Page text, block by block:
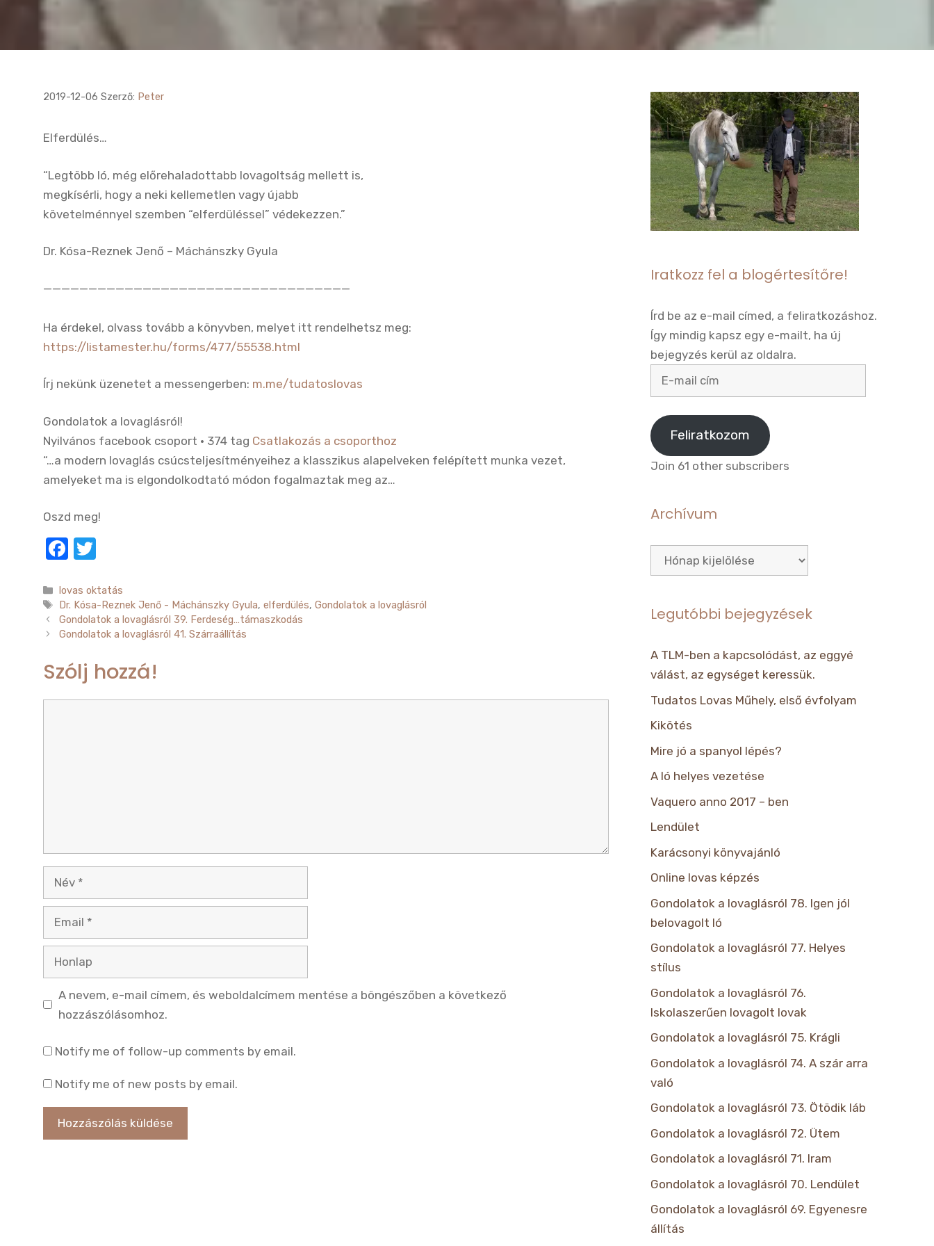
2019-12-06 Szerző: Peter
Elferdülés…
“Legtöbb ló, még előrehaladottabb lovagoltság mellett is,
megkísérli, hogy a neki kellemetlen vagy újabb
követelménnyel szemben “elferdüléssel” védekezzen.”
Dr. Kósa-Reznek Jenő – Máchánszky Gyula
——————————————————————————————————
Ha érdekel, olvass tovább a könyvben, melyet itt rendelhetsz meg:
https://listamester.hu/forms/477/55538.html
Írj nekünk üzenetet a messengerben: m.me/tudatoslovas
Gondolatok a lovaglásról!
Nyilvános facebook csoport · 374 tag Csatlakozás a csoporthoz
“…a modern lovaglás csúcsteljesítményeihez a klasszikus alapelveken felépített munka vezet,
amelyeket ma is elgondolkodtató módon fogalmaztak meg az…
Oszd meg!
F
c
e
b
o
o
k
it
te
r
Kategória
lovas oktatás
Címkék
Dr. Kósa-Reznek Jenő - Máchánszky Gyula,elferdülés,Gondolatok a lovaglásról
Gondolatok a lovaglásról 39. Ferdeség…támaszkodás
Gondolatok a lovaglásról 41. Szárraállítás
Szólj hozzá!
Név
Email
Honlap
A nevem, e-mail címem, és weboldalcímem mentése a böngészőben a következő
hozzászólásomhoz.
Notify me of follow-up comments by email.
Notify me of new posts by email.
Iratkozz fel a blogértesítőre!
Írd be az e-mail címed, a feliratkozáshoz.
Így mindig kapsz egy e-mailt, ha új
bejegyzés kerül az oldalra.
mail
cím
Feliratkozom
Join 61 other subscribers
Archívum
Archívum
Legutóbbi bejegyzések
A TLM-ben a kapcsolódást, az eggyé
válást, az egységet keressük.
Tudatos Lovas Műhely, első évfolyam
Kikötés
Mire jó a spanyol lépés?
A ló helyes vezetése
Vaquero anno 2017 – ben
Lendület
Karácsonyi könyvajánló
Online lovas képzés
Gondolatok a lovaglásról 78. Igen jól
belovagolt ló
Gondolatok a lovaglásról 77. Helyes
stílus
Gondolatok a lovaglásról 76.
Iskolaszerűen lovagolt lovak
Gondolatok a lovaglásról 75. Krágli
Gondolatok a lovaglásról 74. A szár arra
való
Gondolatok a lovaglásról 73. Ötödik láb
Gondolatok a lovaglásról 72. Ütem
Gondolatok a lovaglásról 71. Iram
Gondolatok a lovaglásról 70. Lendület
Gondolatok a lovaglásról 69. Egyenesre
állítás